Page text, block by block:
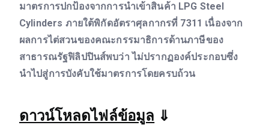
มาตรการปกป้องจากการนำเข้าสินค้า LPG Steel
Cylinders ภายใต้พิกัดอัตราศุลกากรที่ 7311 เนื่องจาก
ผลการไต่สวนของคณะกรรมาธิการด้านภาษีของ
สาธารณรัฐฟิลิปปินส์พบว่า ไม่ปรากฏองค์ประกอบซึ่ง
นำไปสู่การบังคับใช้มาตรการโดยครบถ้วน
ดาวน์โหลดไฟล์ข้อมูล ⇓